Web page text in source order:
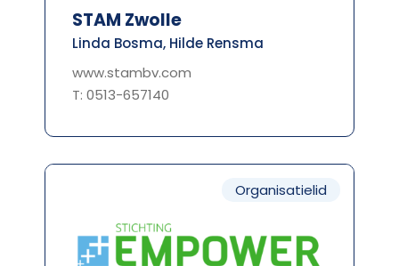
STAM Zwolle
Linda Bosma, Hilde Rensma
www.stambv.com
T: 0513-657140
Organisatielid